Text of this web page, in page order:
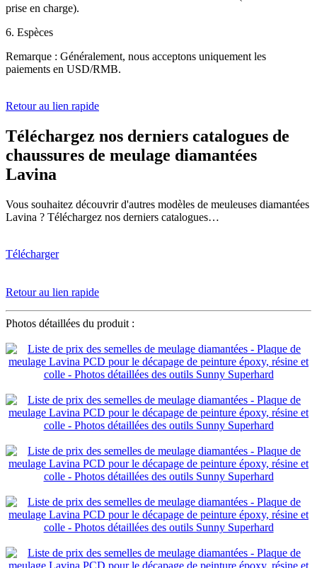
prise en charge).
6. Espèces
Remarque : Généralement, nous acceptons uniquement les
paiements en USD/RMB.
Retour au lien rapide
Téléchargez nos derniers catalogues de
chaussures de meulage diamantées
Lavina
Vous souhaitez découvrir d'autres modèles de meuleuses diamantées
Lavina ? Téléchargez nos derniers catalogues…
Télécharger
Retour au lien rapide
Photos détaillées du produit :